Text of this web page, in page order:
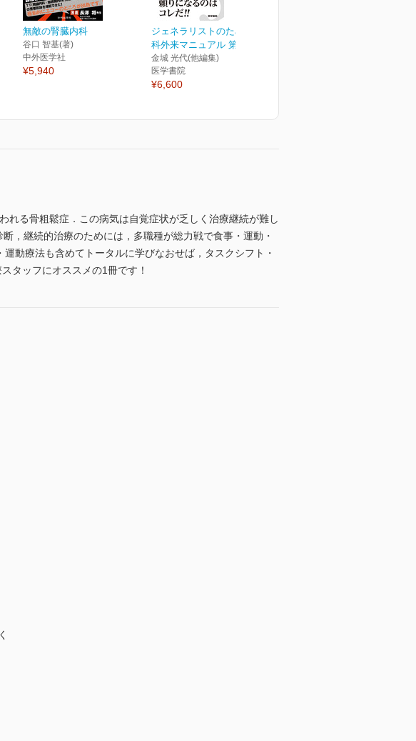
無敵の腎臓内科
谷口 智基(著)
中外医学社
¥5,940
ジェネラリストのための内
科外来マニュアル 第3版
金城 光代(他編集)
医学書院
¥6,600
る骨粗鬆症．この病気は自覚症状が乏しく治療継続が難し
，継続的治療のためには，多職種が総力戦で食事・運動・
動療法も含めてトータルに学びなおせば，タスクシフト・
タッフにオススメの1冊です！